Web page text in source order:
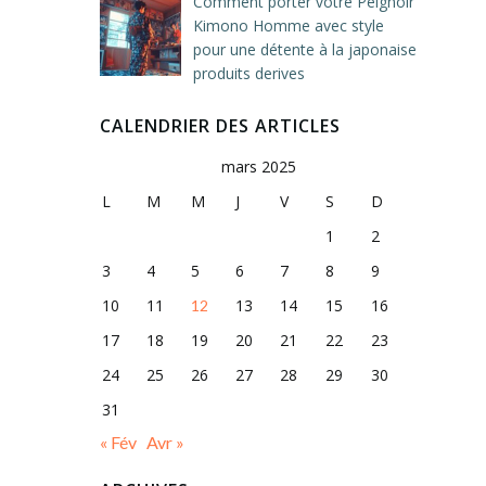
Kimono Homme avec style
pour une détente à la japonaise
produits derives
CALENDRIER DES ARTICLES
mars 2025
L
M M J V S
D
1
2
3
4 5 6 7 8
9
10
11 12 13 14 15
16
17
18 19 20 21 22
23
24
25 26 27 28 29
30
31
« Fév Avr »